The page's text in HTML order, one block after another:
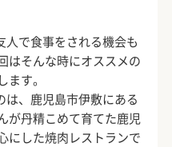
で食事をされる機会も
はそんな時にオススメの
す。
、鹿児島市伊敷にある
が丹精こめて育てた鹿児
にした焼肉レストランで